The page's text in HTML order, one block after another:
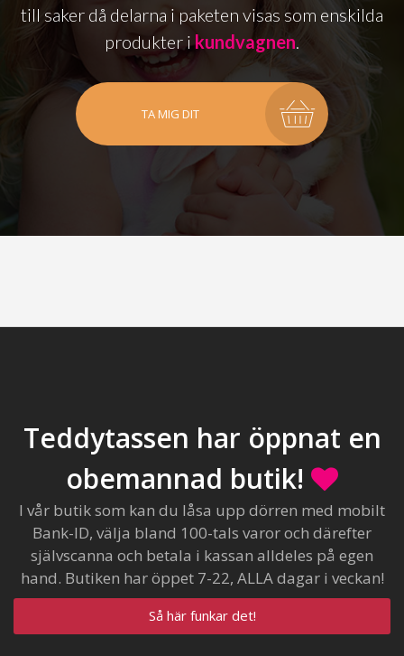
till saker då delarna i paketen visas som enskilda
produkter ikundvagnen.
TA MIG DIT
Teddytassen har öppnat en
obemannad butik!
I vår butik som kan du låsa upp dörren med mobilt
Bank-ID, välja bland 100-tals varor och därefter
självscanna och betala i kassan alldeles på egen
hand. Butiken har öppet 7-22, ALLA dagar i veckan!
Så här funkar det!